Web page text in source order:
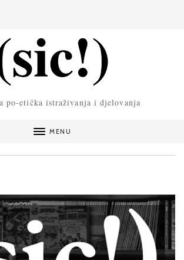
po-etička istraživanja i djelovanja
MENU